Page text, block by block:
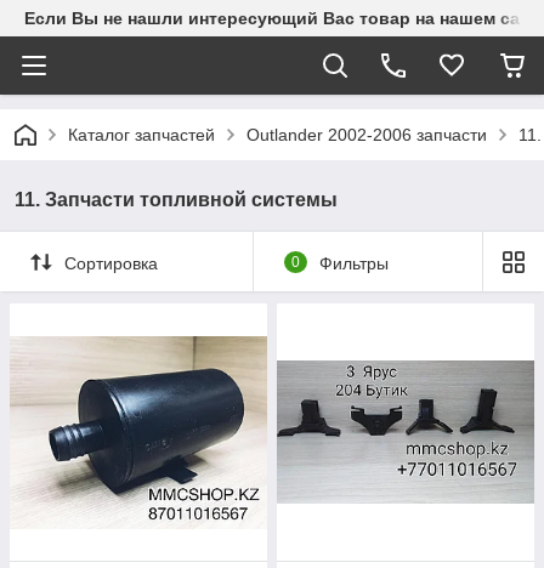
Если Вы не нашли интересующий Вас товар на нашем
Каталог запчастей Outlander 2002-2006 запчасти
11. Запчасти топливной системы
Сортировка 0 Фильтры